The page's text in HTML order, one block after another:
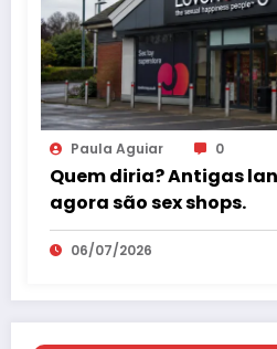
Paula Aguiar 0
Quem diria? Antigas
agora são sex shops.
06/07/2026